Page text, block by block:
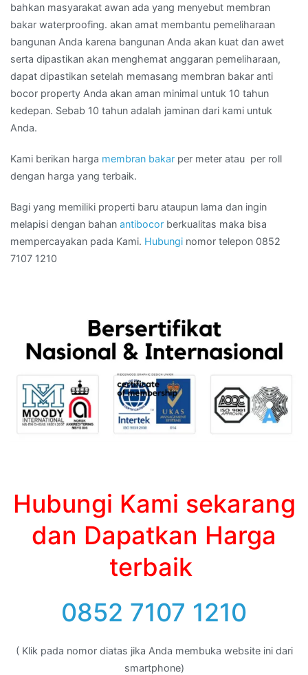
bahkan masyarakat awan ada yang menyebut membran
bakar waterproofing. akan amat membantu pemeliharaan
bangunan Anda karena bangunan Anda akan kuat dan awet
serta dipastikan akan menghemat anggaran pemeliharaan,
dapat dipastikan setelah memasang membran bakar anti
bocor property Anda akan aman minimal untuk 10 tahun
kedepan. Sebab 10 tahun adalah jaminan dari kami untuk
Anda.
Kami berikan harga membran bakar per meter atau per roll
dengan harga yang terbaik.
Bagi yang memiliki properti baru ataupun lama dan ingin
melapisi dengan bahan antibocor berkualitas maka bisa
mempercayakan pada Kami. Hubungi nomor telepon 0852
7107 1210
Hubungi Kami sekarang
dan Dapatkan Harga
terbaik
0852 7107 1210
( Klik pada nomor diatas jika Anda membuka website ini dari
smartphone)